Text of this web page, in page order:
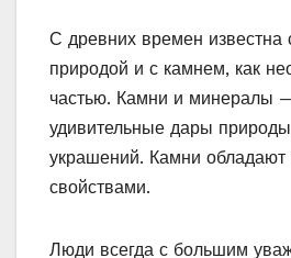
С древних времен известна
природой и с камнем, как
частью. Камни и минералы
удивительные дары
украшений. Камни
свойствами.
Люди всегда с большим